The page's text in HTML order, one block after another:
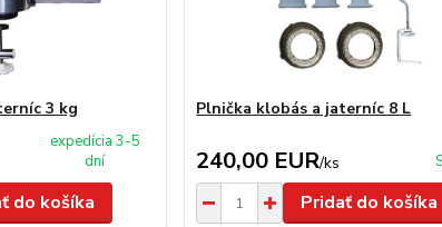
3 kg
expedícia 3-5
dní
do košíka
Plnička klobás a jaterníc 8 L
240,00 EUR/ks
Pridať do košíka